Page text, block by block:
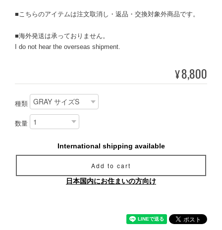
■こちらのアイテムは注文取消し・返品・交換対象外商品です。
■海外発送は承っておりません。
I do not hear the overseas shipment.
¥8,800
種類
数量
International shipping available
Add to cart
日本国内にお住まいの方向け